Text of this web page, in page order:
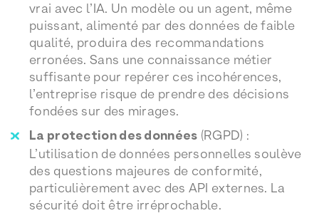
vrai avec l’IA. Un modèle ou un agent, même
puissant, alimenté par des données de faible
qualité, produira des recommandations
erronées. Sans une connaissance métier
suffisante pour repérer ces incohérences,
l’entreprise risque de prendre des décisions
fondées sur des mirages.
La protection des données (RGPD) :
L’utilisation de données personnelles soulève
des questions majeures de conformité,
particulièrement avec des API externes. La
sécurité doit être irréprochable.